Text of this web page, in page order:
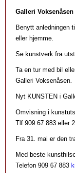
Galleri
Benytt anledningen
eller hjemme.
Se kunstverk fra
Ta en tur med bil
Galleri Voksenåsen.
Nyt KUNSTEN i
Omvisning i
Tlf 909 67 883 eller
Fra 31. mai er den
Med beste
Telefon 909 67 883